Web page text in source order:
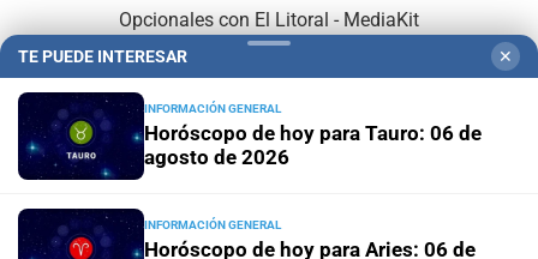
Opcionales con El Litoral - MediaKit
En Asociación con:
TE PUEDE INTERESAR ✕
INFORMACIÓN GENERAL
Horóscopo de hoy para Tauro: 06 de
agosto de 2026
INFORMACIÓN GENERAL
Horóscopo de hoy para Aries: 06 de